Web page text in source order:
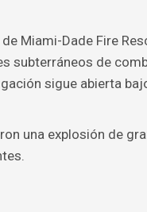
Miami-Dade Fire
subterráneos de
sigue abierta
una explosión de